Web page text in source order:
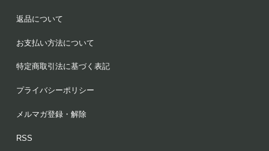
返品について
お支払い方法について
特定商取引法に基づく表記
プライバシーポリシー
メルマガ登録・解除
RSS